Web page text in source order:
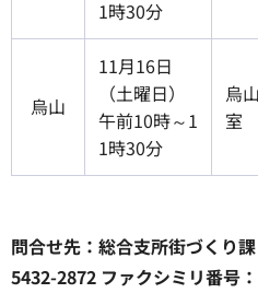
1時30分
烏山
11月16日
（土曜日）
午前10時～1
1時30分
烏
室
問合せ先：総合支所街づくり
5432-2872 ファクシミリ番号